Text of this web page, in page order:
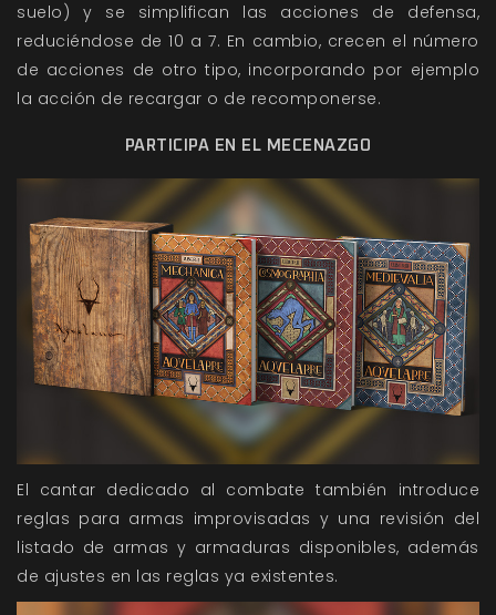
suelo) y se simplifican las acciones de defensa,
reduciéndose de 10 a 7. En cambio, crecen el número
de acciones de otro tipo, incorporando por ejemplo
la acción de recargar o de recomponerse.
PARTICIPA EN EL MECENAZGO
El cantar dedicado al combate también introduce
reglas para armas improvisadas y una revisión del
listado de armas y armaduras disponibles, además
de ajustes en las reglas ya existentes.